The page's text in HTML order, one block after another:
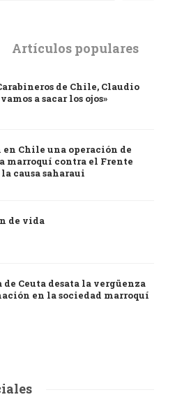
Artículos populares
de Chile, Claudio
a sacar los ojos»
Chile una operación de
marroquí contra el Frente
causa saharaui
de vida
de Ceuta desata la vergüenza
en la sociedad marroquí